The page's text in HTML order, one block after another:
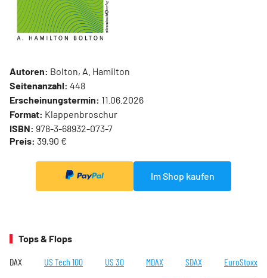
Autoren: Bolton, A. Hamilton
Seitenanzahl: 448
Erscheinungstermin: 11.06.2026
Format: Klappenbroschur
ISBN: 978-3-68932-073-7
Preis: 39,90 €
Im Shop kaufen
Tops & Flops
DAX US Tech 100 US 30 MDAX SDAX EuroStoxx